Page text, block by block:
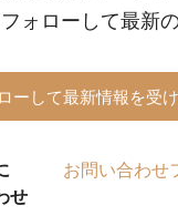
ォローして最新
ーして最新情報を受
せ
お問い合わせ